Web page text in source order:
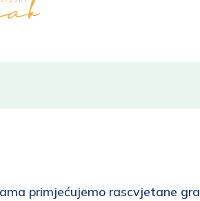
primjećujemo rascvjetane